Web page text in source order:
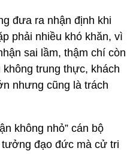
đưa ra nhận định khi
phải nhiều khó khăn, vì
sai lầm, thậm chí còn
trung thực, khách
nhưng cũng là trách
không nhỏ” cán bộ
đạo đức mà cử tri